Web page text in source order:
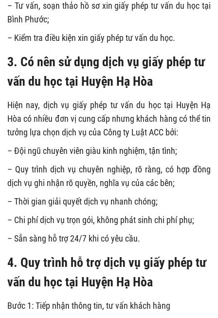
– Tư vấn, soạn thảo hồ sơ xin giấy phép tư vấn du học tại
Bình Phước;
– Kiểm tra điều kiện xin giấy phép tư vấn du học.
3. Có nên sử dụng dịch vụ giấy phép tư
vấn du học tại Huyện Hạ Hòa
Hiện nay, dịch vụ giấy phép tư vấn du học tại Huyện Hạ
Hòa có nhiều đơn vị cung cấp nhưng khách hàng có thể tin
tưởng lựa chọn dịch vụ của Công ty Luật ACC bởi:
– Đội ngũ chuyên viên giàu kinh nghiệm, tận tình;
– Quy trình dịch vụ chuyên nghiệp, rõ ràng, có hợp đồng
dịch vụ ghi nhận rõ quyền, nghĩa vụ của các bên;
– Thời gian giải quyết dịch vụ nhanh chóng;
– Chi phí dịch vụ trọn gói, không phát sinh chi phí phụ;
– Sẵn sàng hỗ trợ 24/7 khi có yêu cầu.
4. Quy trình hỗ trợ dịch vụ giấy phép tư
vấn du học tại Huyện Hạ Hòa
Bước 1: Tiếp nhận thông tin, tư vấn khách hàng